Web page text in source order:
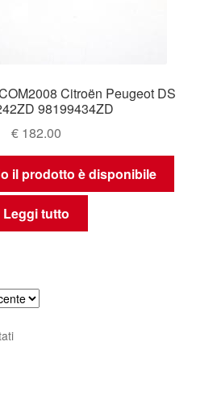
Citroën Peugeot DS
98199434ZD
€ 182.00
il prodotto è disponibile
Leggi tutto
Ordina